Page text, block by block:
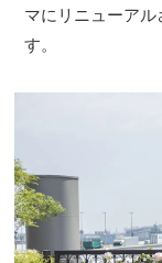
マにリニューア
す。